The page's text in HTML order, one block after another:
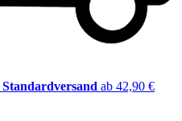
ab 42,90 €